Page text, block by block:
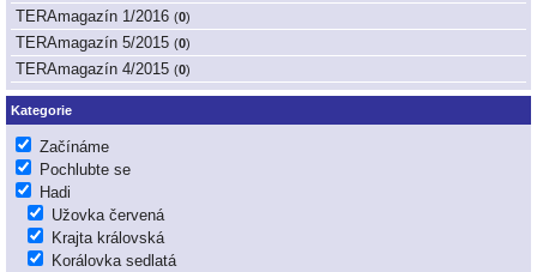
TERAmagazín 1/2016 (0)
TERAmagazín 5/2015 (0)
TERAmagazín 4/2015 (0)
Kategorie
Začínáme
Pochlubte se
Hadi
Užovka červená
Krajta královská
Korálovka sedlatá